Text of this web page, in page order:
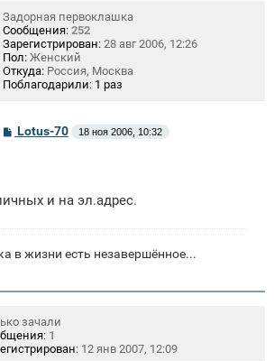
Задорная первоклашка
Сообщения: 252
Зарегистрирован: 28 авг 2006, 12:26
Пол: Женский
Откуда: Россия, Москва
Поблагодарили: 1 раз
С
о
н
Lotus-70 18 ноя 2006, 10:32
и на эл.адрес.
в жизни есть незавершённое...
зачали
1
12 янв 2007, 12:09